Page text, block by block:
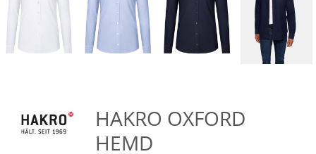
HAKRO OXFORD
HEMD